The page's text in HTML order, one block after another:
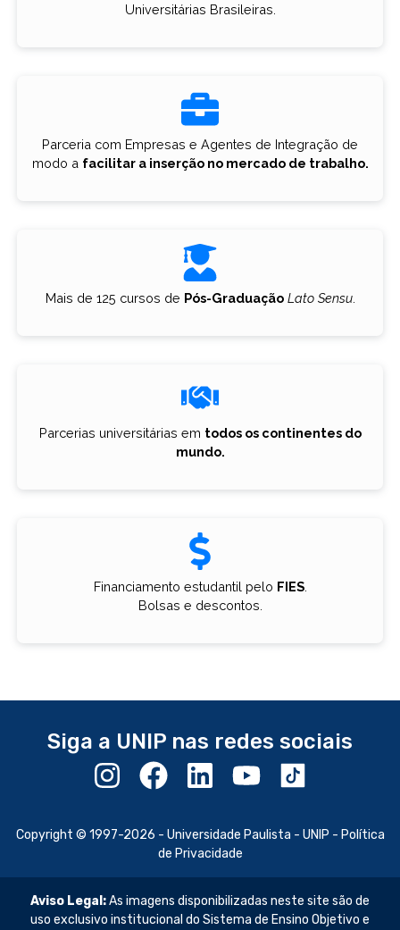
Universitárias Brasileiras.
Parceria com Empresas e Agentes de Integração de
modo a facilitar a inserção no mercado de trabalho.
Mais de 125 cursos de Pós-Graduação Lato Sensu.
Parcerias universitárias em todos os continentes do
mundo.
Financiamento estudantil pelo FIES.
Bolsas e descontos.
Siga a UNIP nas redes sociais
Copyright © 1997-2026 - Universidade Paulista - UNIP - Política
de Privacidade
Aviso Legal:As imagens disponibilizadas neste site são de
uso exclusivo institucional do Sistema de Ensino Objetivo e